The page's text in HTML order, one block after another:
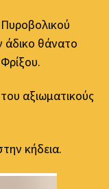
άδικο θάνατο
αξιωματικούς
κήδεια.